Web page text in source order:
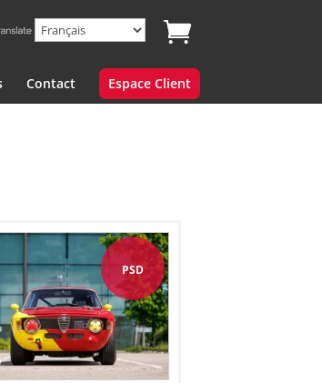
Contact Espace Client
PSD